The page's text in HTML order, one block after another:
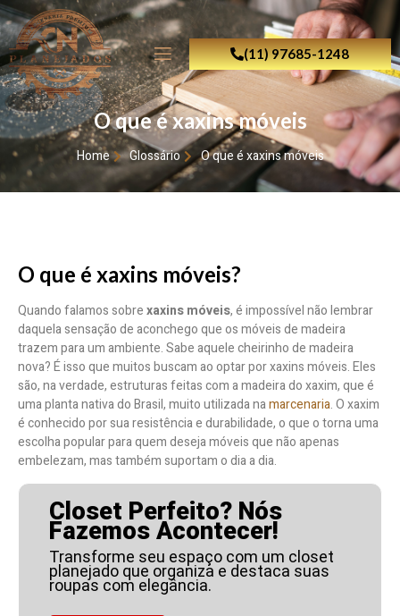
(11) 97685-1248
O que é xaxins móveis
Home Glossário O que é xaxins móveis
O que é xaxins móveis?
Quando falamos sobrexaxins móveis, é impossível não lembrar
daquela sensação de aconchego que os móveis de madeira
trazem para um ambiente. Sabe aquele cheirinho de madeira
nova? É isso que muitos buscam ao optar por xaxins móveis. Eles
são, na verdade, estruturas feitas com a madeira do xaxim, que é
uma planta nativa do Brasil, muito utilizada namarcenaria. O xaxim
é conhecido por sua resistência e durabilidade, o que o torna uma
escolha popular para quem deseja móveis que não apenas
embelezam, mas também suportam o dia a dia.
Closet Perfeito? Nós
Fazemos Acontecer!
Transforme seu espaço com um closet
planejado que organiza e destaca suas
roupas com elegância.